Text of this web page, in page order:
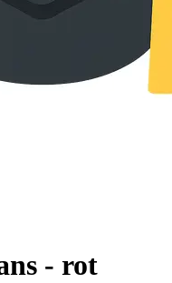
- rot